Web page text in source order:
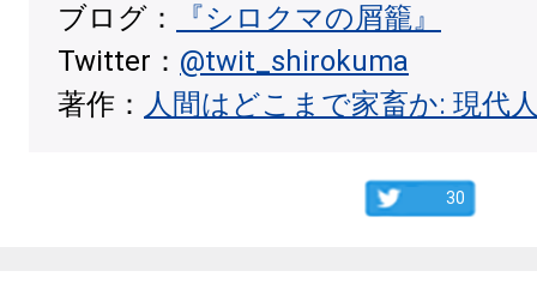
ブログ：
『シロクマの屑籠』
Twitter： @twit_shirokuma
著作： 人間はどこまで家畜か: 現代
30